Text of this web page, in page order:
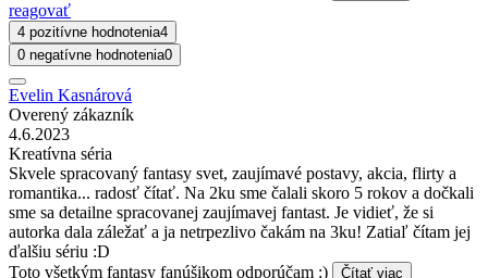
reagovať
4 pozitívne hodnotenia4
0 negatívne hodnotenia0
Evelin Kasnárová
Overený zákazník
4.6.2023
Kreatívna séria
Skvele spracovaný fantasy svet, zaujímavé postavy, akcia, flirty a
romantika... radosť čítať. Na 2ku sme čalali skoro 5 rokov a dočkali
sme sa detailne spracovanej zaujímavej fantast. Je vidieť, že si
autorka dala záležať a ja netrpezlivo čakám na 3ku! Zatiaľ čítam jej
ďalšiu sériu :D
Toto všetkým fantasy fanúšikom odporúčam :)
Čítať viac